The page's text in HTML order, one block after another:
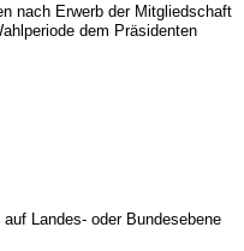
nach Erwerb der Mitgliedschaft
dem Präsidenten
Landes- oder Bundesebene